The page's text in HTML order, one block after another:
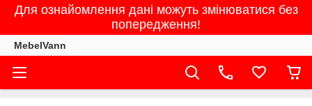
Для ознайомлення дані можуть змінюватися без
попередження!
MebelVann